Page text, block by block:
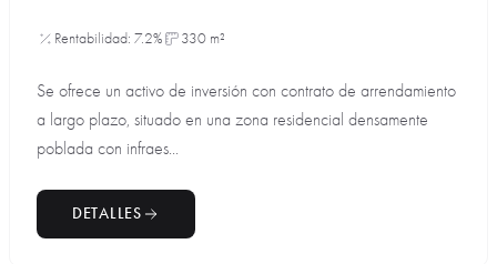
Rentabilidad: 7.2% 330 m²
Se ofrece un activo de inversión con contrato de arrendamiento
a largo plazo, situado en una zona residencial densamente
poblada con infraes...
DETALLES